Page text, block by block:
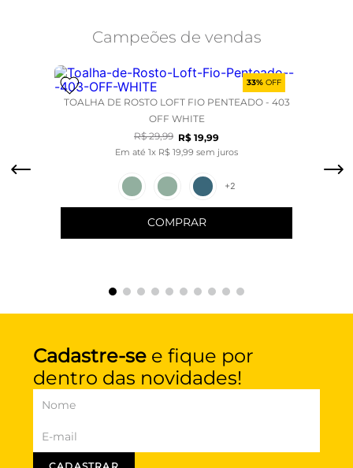
Campeões de vendas
33% OFF
TOALHA DE ROSTO LOFT FIO PENTEADO - 403
OFF WHITE
R$ 29,99 R$ 19,99
Em até 1x R$ 19 99 sem juros
+2
COMPRAR
Cadastre-se e fique por
dentro das novidades!